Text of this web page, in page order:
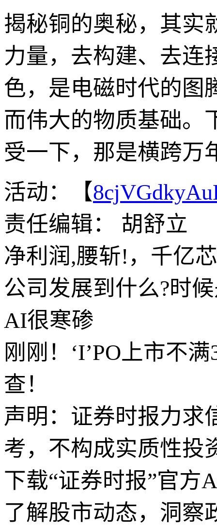
揭秘铜的奥秘，其实
力量，去构建、去连
色，是电磁时代的图
而伟大的物质基础。
受一下，那是横跨万
活动：【
责任编辑： 胡舒立
净利润,腰斩!，千亿
公司发展到什么?时
AI很寒碜
刚刚！‘I’PO上市不
查！
声明：证券时报力求
考，不构成实质性投
下载“证券时报”官方
了解股市动态，洞察